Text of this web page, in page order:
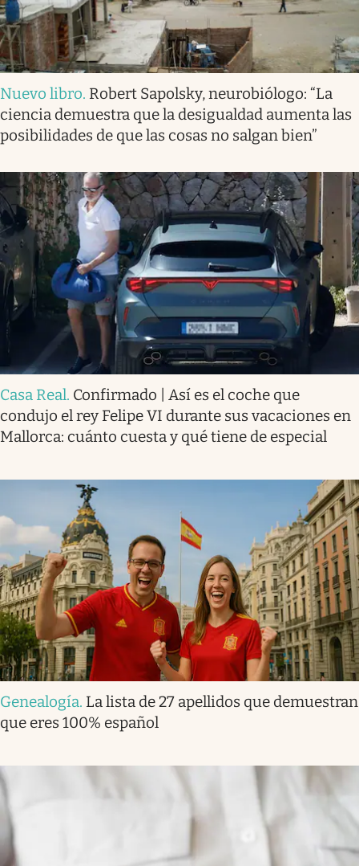
Nuevo libro.Robert Sapolsky, neurobiólogo: “La
ciencia demuestra que la desigualdad aumenta las
posibilidades de que las cosas no salgan bien”
Casa Real.Confirmado | Así es el coche que
condujo el rey Felipe VI durante sus vacaciones en
Mallorca: cuánto cuesta y qué tiene de especial
Genealogía.La lista de 27 apellidos que demuestran
que eres 100% español